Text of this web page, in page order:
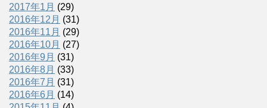
2017年1月 (29)
2016年12月 (31)
2016年11月 (29)
2016年10月 (27)
2016年9月 (31)
2016年8月 (33)
2016年7月 (31)
2016年6月 (14)